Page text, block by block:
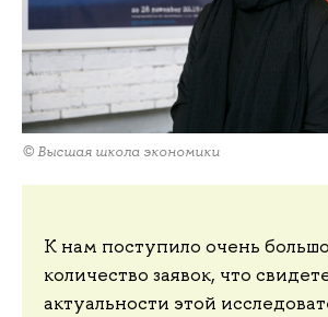
© Высшая школа экономики
К нам поступило очень
количество заявок, что
актуальности этой